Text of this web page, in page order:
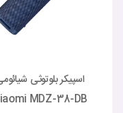
اسپیکر بلوتوثی
MDZ-38-DB